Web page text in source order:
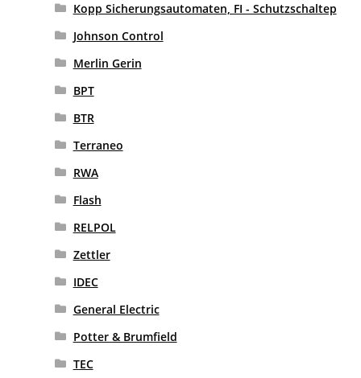
Kopp Sicherungsautomaten, FI - Schutzschaltep
Johnson Control
Merlin Gerin
BPT
BTR
Terraneo
RWA
Flash
RELPOL
Zettler
IDEC
General Electric
Potter & Brumfield
TEC